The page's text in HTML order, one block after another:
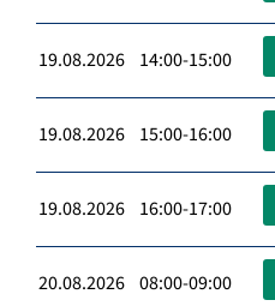
19.08.2026 14:00-15:00
19.08.2026 15:00-16:00
19.08.2026 16:00-17:00
20.08.2026 08:00-09:00